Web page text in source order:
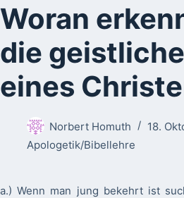
Woran
die
eines
Norbert Homuth
18.
Apologetik/Bibellehre
a.) Wenn man jung bekehrt ist